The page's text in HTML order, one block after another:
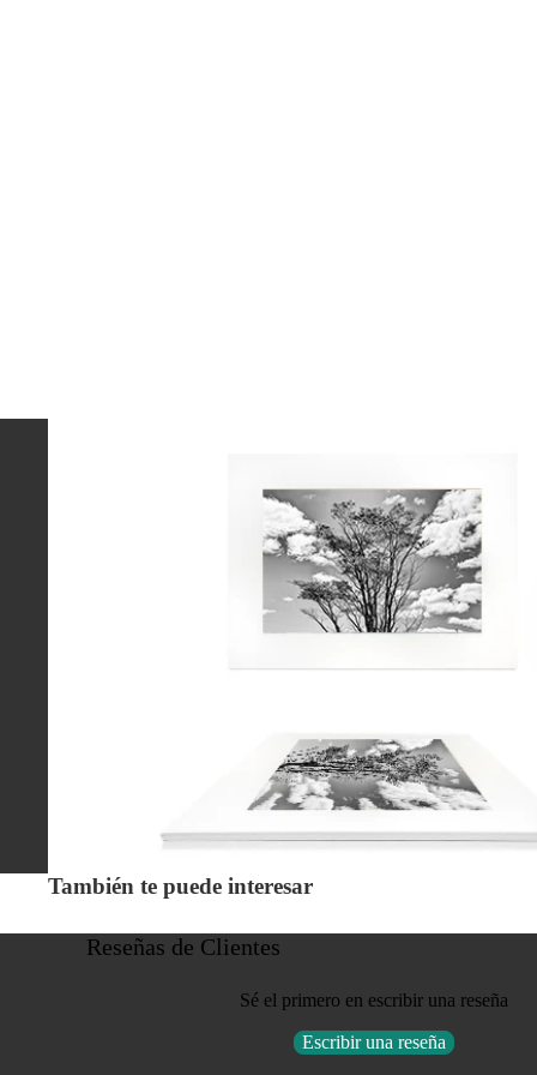
También te puede interesar
Reseñas de Clientes
Sé el primero en escribir una reseña
Escribir una reseña